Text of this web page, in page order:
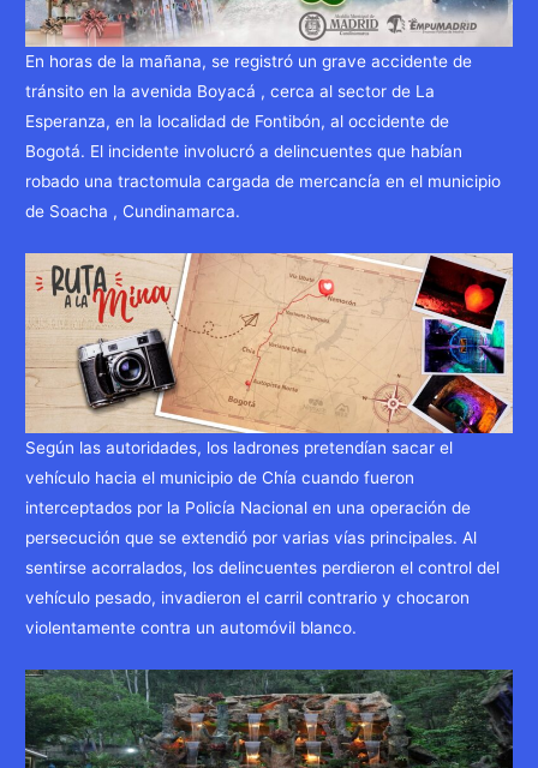
En horas de la mañana, se registró un grave accidente de
tránsito en la avenida Boyacá , cerca al sector de La
Esperanza, en la localidad de Fontibón, al occidente de
Bogotá. El incidente involucró a delincuentes que habían
robado una tractomula cargada de mercancía en el municipio
de Soacha , Cundinamarca.
Según las autoridades, los ladrones pretendían sacar el
vehículo hacia el municipio de Chía cuando fueron
interceptados por la Policía Nacional en una operación de
persecución que se extendió por varias vías principales. Al
sentirse acorralados, los delincuentes perdieron el control del
vehículo pesado, invadieron el carril contrario y chocaron
violentamente contra un automóvil blanco.